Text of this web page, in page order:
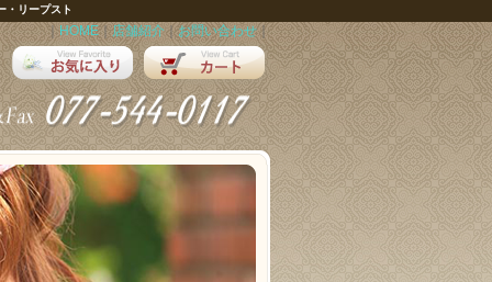
・リープスト
｜ HOME｜ 店舗紹介 ｜お問い合わせ｜